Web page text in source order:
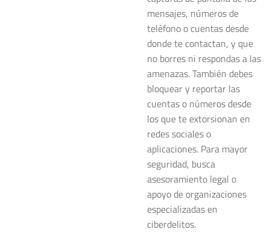
mensajes, números de
teléfono o cuentas desde
donde te contactan, y que
no borres ni respondas a las
amenazas. También debes
bloquear y reportar las
cuentas o números desde
los que te extorsionan en
redes sociales o
aplicaciones. Para mayor
seguridad, busca
asesoramiento legal o
apoyo de organizaciones
especializadas en
ciberdelitos.